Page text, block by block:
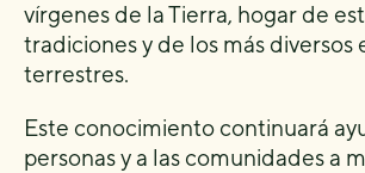
vírgenes de la Tierra, hogar de
tradiciones y de los más diversos
terrestres.
Este conocimiento continuará
personas y a las comunidades a